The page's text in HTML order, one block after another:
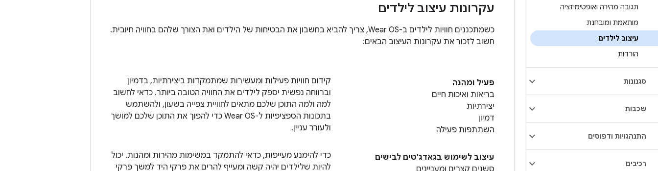
תגובה מהירה ואופטימיזציה
מותאמת ומובחנת
עיצוב לילדים
הורדות
סגנונות
שכבות
התנהגויות ודפוסים
רכיבים
עקרונות עיצוב לילדים
כשמתכננים חוויות לילדים ב-Wear OS, צריך להביא בחשבון את הבטיחות של הילדים ואת הצורך שלהם בחוויה חיובית.
חשוב לזכור את עקרונות העיצוב הבאים:
פעיל ומהנה
בריאות ואיכות חיים
יצירתיות
דמיון
השתתפות פעילה
קידום חוויות פעילות ומעשירות שמתמקדות ביצירתיות, בדמיון
וברווחה נפשית יספק לילדים את החוויה הטובה ביותר. כדאי לחשוב
למה ולמה התוכן שלכם מתאים לחוויית צפייה בשעון, ולהשתמש
בתכונות הספציפיות ל-Wear OS כדי להפוך את התוכן שלכם למושך
ולעורר עניין.
עיצוב לשימוש בגאדג'טים לבישים
סשנים קצרים ומעניינים
כדי להימנע מעייפות, כדאי להתמקד במשימות מהירות ומהנות. יכול
להיות שלילדים יהיה קשה ומעייף להרים את פרקי היד למשך פרקי